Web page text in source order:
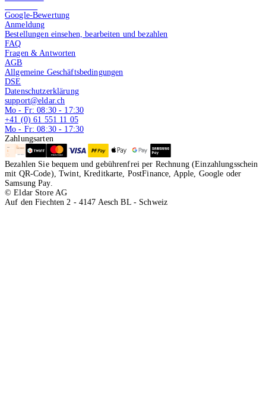
Google-Bewertung
Anmeldung
Bestellungen einsehen, bearbeiten und bezahlen
FAQ
Fragen & Antworten
AGB
Allgemeine Geschäftsbedingungen
DSE
Datenschutzerklärung
support@eldar.ch
Mo - Fr: 08:30 - 17:30
+41 (0) 61 551 11 05
Mo - Fr: 08:30 - 17:30
Zahlungsarten
Bezahlen Sie bequem und gebührenfrei per Rechnung (Einzahlungsschein
mit QR-Code), Twint, Kreditkarte, PostFinance, Apple, Google oder
Samsung Pay.
© Eldar Store AG
Auf den Fiechten 2 - 4147 Aesch BL - Schweiz